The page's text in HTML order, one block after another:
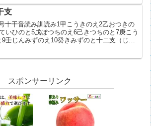
支
十干音読み訓読み1甲こうきのえ2乙おつきの
いひのと5戊ぼつちのえ6己きつちのと7庚こう
壬じんみずのえ10癸きみずのと十二支（じゅ
スポンサーリンク